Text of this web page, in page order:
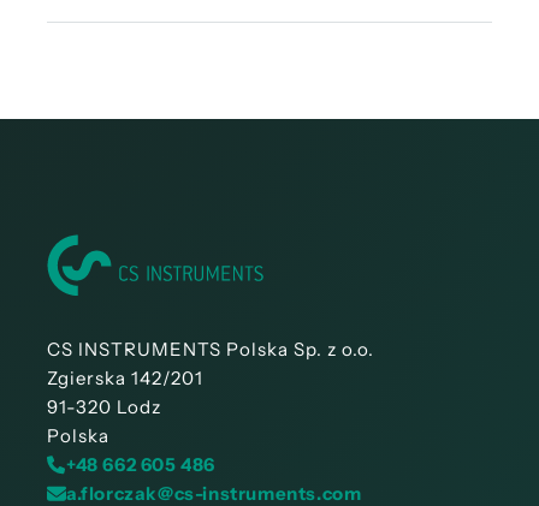
CS INSTRUMENTS Polska Sp. z o.o.
Zgierska 142/201
91-320 Lodz
Polska
+48 662 605 486
a.florczak@cs-instruments.com